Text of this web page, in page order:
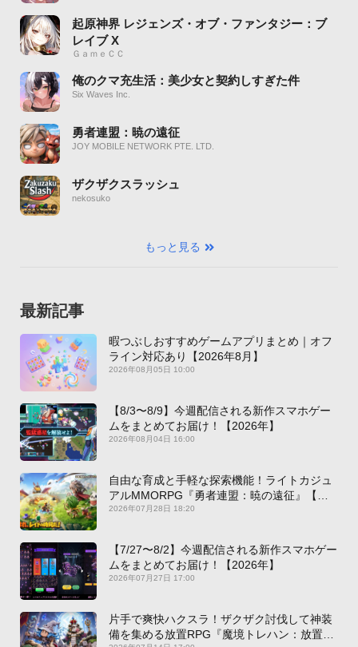
起原神界 レジェンズ・オブ・ファンタジー：ブ
レイブ X
ＧａｍｅＣＣ
俺のクマ充生活：美少女と契約しすぎた件
Six Waves Inc.
勇者連盟：暁の遠征
JOY MOBILE NETWORK PTE. LTD.
ザクザクスラッシュ
nekosuko
もっと見る
最新記事
暇つぶしおすすめゲームアプリまとめ｜オフ
ライン対応あり【2026年8月】
2026年08月05日 10:00
【8/3〜8/9】今週配信される新作スマホゲー
ムをまとめてお届け！【2026年】
2026年08月04日 16:00
自由な育成と手軽な探索機能！ライトカジュ
アルMMORPG『勇者連盟：暁の遠征』【最
新作PICKUP】
2026年07月28日 18:20
【7/27〜8/2】今週配信される新作スマホゲー
ムをまとめてお届け！【2026年】
2026年07月27日 17:00
片手で爽快ハクスラ！ザクザク討伐して神装
備を集める放置RPG『魔境トレハン：放置で